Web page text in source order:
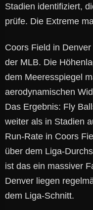
Stadien identifiziert,
prüfe. Die Extreme
Coors Field in
der MLB. Die
dem Meeresspiegel
aerodynamischen
Das Ergebnis: Fly
weiter als in Stadien
Run-Rate in Coors
über dem Liga-
ist das ein massiver
Denver liegen
dem Liga-Schnitt.